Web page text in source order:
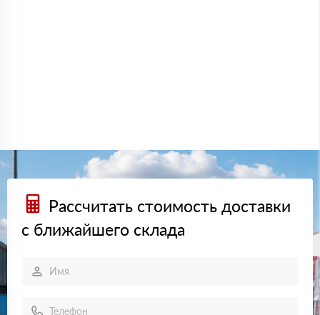
Рассчитать стоимость доставки
с ближайшего склада